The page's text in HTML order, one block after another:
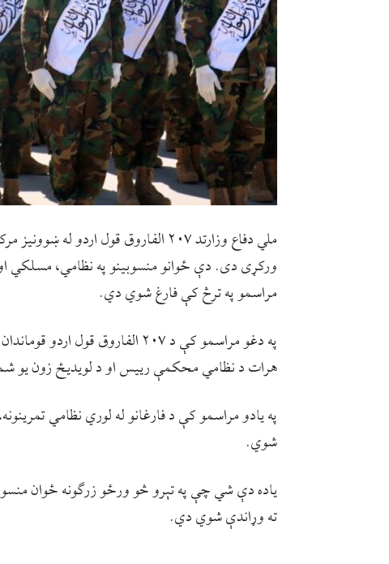
ورکړی دی. دې ځوانو منسوبینو په نظامي، مسلکي
مراسمو په ترڅ کې فارغ شوي دي.
په دغو مراسمو کې د ۲۰۷ الفاروق
هرات د نظامي محکمې رییس او د لویدیځ زون یو
په یادو مراسمو کې د فارغانو له لوري نظامي
شوي.
یاده دې شي چې په تېرو څو ورځو زرګونه ځوان
ته وړاندې شوي دي.